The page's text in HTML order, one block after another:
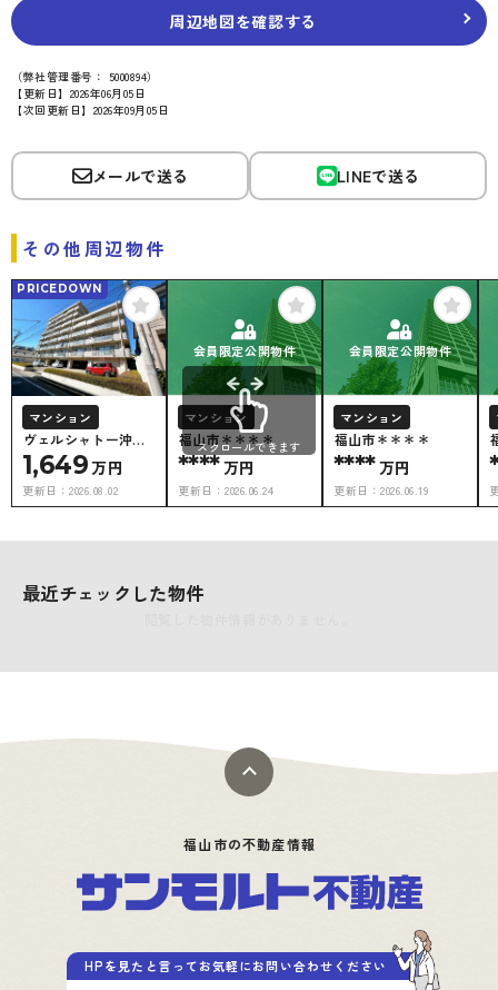
周辺地図を確認する
（弊社管理番号： 5000894）
【更新日】2026年06月05日
【次回更新日】2026年09月05日
メールで送る LINEで送る
その他周辺物件
PRICEDOWN
マンション
ヴェルシャトー沖野
上
1,649万円
更新日： 2026.08.02
会員限定公開物件
マンション
福山市＊＊＊＊
****万円
更新日： 2026.06.24
会員限定公開物件
マンション
福山市＊＊＊＊
****万円
更新日： 2026.06.19
スクロールできます
最近チェックした物件
福山市の不動産情報
HPを見たと言ってお気軽にお問い合わせください